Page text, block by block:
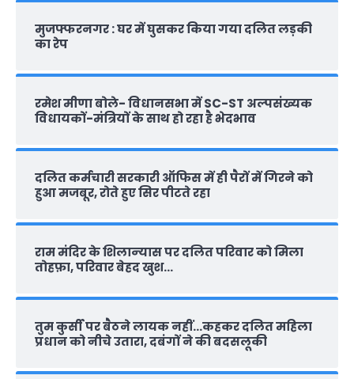
मुजफ्फरनगर : घर में घुसकर किया गया दलित लड़की
का रेप
रमेश मीणा बोले- विधानसभा में SC-ST अल्पसंख्यक
विधायकों-मंत्रियों के साथ हो रहा है भेदभाव
दलित कर्मचारी सरकारी ऑफ‍िस में ही पैरों में गिरने को
हुआ मजबूर, रोते हुए सिर पीटते रहा
राम मंदिर के शिलान्‍यास पर दलित परिवार को मिला
तोहफ़ा, परिवार बेहद खुश…
तुम कुर्सी पर बैठने लायक नहीं…कहकर दलित महिला
प्रधान को नीचे उतारा, दबंगों ने की बदसलूकी